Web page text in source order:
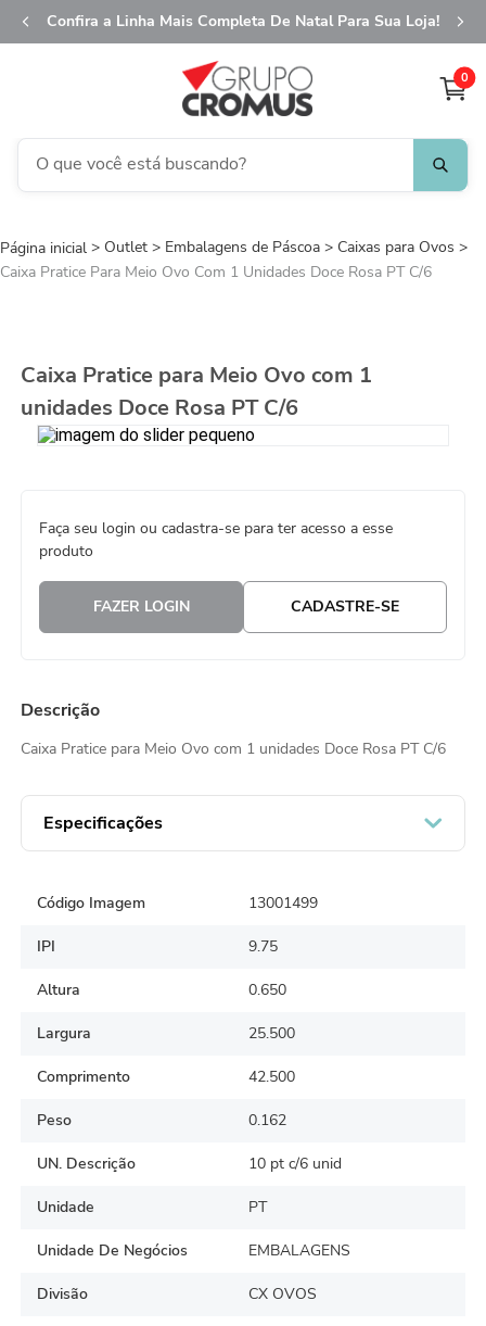
Confira a Linha Mais Completa De Natal Para Sua Loja!
0
O que você está buscando?
Outlet Embalagens de Páscoa
Caixas para Ovos
Caixa Pratice Para Meio Ovo Com 1 Unidades Doce Rosa PT C/6
Caixa Pratice para Meio Ovo com 1
unidades Doce Rosa PT C/6
Faça seu login ou cadastra-se para ter acesso a esse
produto
FAZER LOGIN CADASTRE-SE
Descrição
Caixa Pratice para Meio Ovo com 1 unidades Doce Rosa PT C/6
Especificações
Código Imagem 13001499
IPI 9.75
Altura 0.650
Largura 25.500
Comprimento 42.500
Peso 0.162
UN. Descrição 10 pt c/6 unid
Unidade PT
Unidade De Negócios EMBALAGENS
Divisão CX OVOS
1º
fita aramada
5º
caixa
6º
10º sacola papel